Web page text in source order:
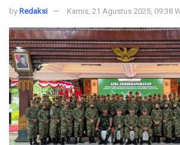
by Redaksi Kamis, 21 Agustus 2025, 09:38